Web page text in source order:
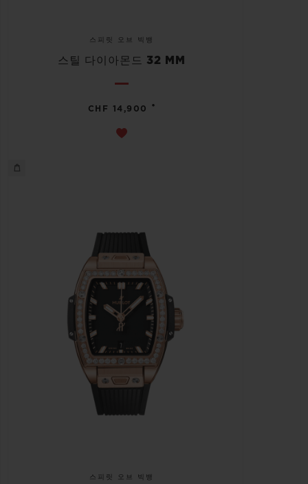
스피릿 오브 빅뱅
스틸 다이아몬드 32 MM
CHF 14,900 •
스피릿 오브 빅뱅